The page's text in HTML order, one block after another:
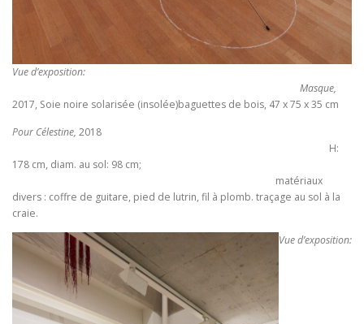
Vue d’exposition:
Masque,
2017, Soie noire solarisée (insolée)baguettes de bois, 47 x 75 x 35 cm
Pour Célestine, 2018
H:
178 cm, diam. au sol: 98 cm;
matériaux
divers : coffre de guitare, pied de lutrin, fil à plomb. traçage au sol à la
craie.
Vue d’exposition: